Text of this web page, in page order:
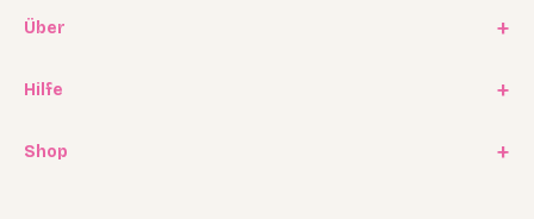
Über
Experten Program
Hilfe
Shop